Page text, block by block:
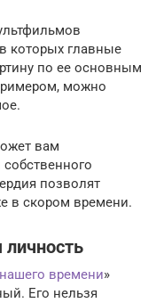
которых главные
по ее основным
можно
вам
позволят
в скором времени.
личность
времени»
Его нельзя